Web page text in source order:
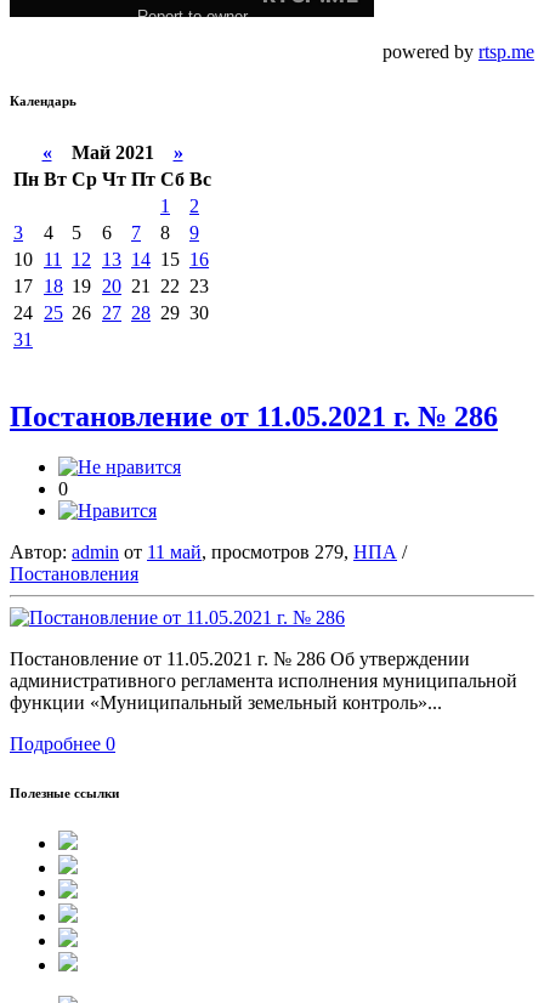
powered by rtsp.me
Календарь
«Май 2021 »
Пн Вт Ср Чт Пт Сб Вс
1
2
3
4 5 6 7 8
9
10 11 12 13 14 15 16
17 18 19 20 21 22 23
24 25 26 27 28 29 30
31
Постановление от 11.05.2021 г. № 286
0
Автор: admin от 11 май, просмотров 279, НПА /
Постановления
Постановление от 11.05.2021 г. № 286 Об утверждении
административного регламента исполнения муниципальной
функции «Муниципальный земельный контроль»...
Подробнее 0
Полезные ссылки